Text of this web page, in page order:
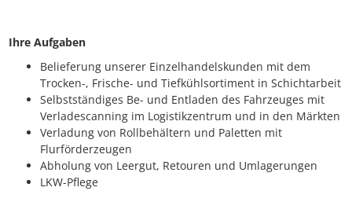
Ihre Aufgaben
Belieferung unserer Einzelhandelskunden mit dem
Trocken-, Frische- und Tiefkühlsortiment in Schichtarbeit
Selbstständiges Be- und Entladen des Fahrzeuges mit
Verladescanning im Logistikzentrum und in den Märkten
Verladung von Rollbehältern und Paletten mit
Flurförderzeugen
Abholung von Leergut, Retouren und Umlagerungen
LKW-Pflege